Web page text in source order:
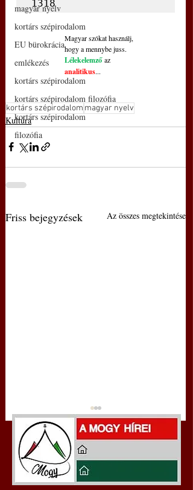
magyar nyelv
kortárs szépirodalom
EU bürokrácia
emlékezés
kortárs szépirodalom
kortárs szépirodalom filozófia
kortárs szépirodalom
filozófia
1318
Magyar szókat használj,
hogy a mennybe juss.
Lélekelemző az
analitikus...
kortárs szépirodalom magyar nyelv
Kultúra
Friss bejegyzések Az összes megtekintése